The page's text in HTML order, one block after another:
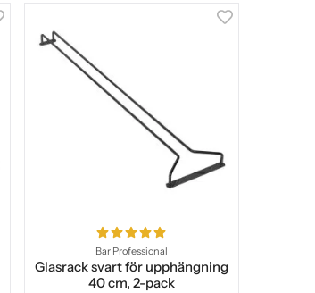
Bar Professional
Glasrack svart för upphängning
40 cm, 2-pack